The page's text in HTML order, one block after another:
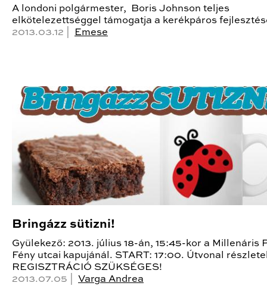
A londoni polgármester, Boris Johnson teljes
elkötelezettséggel támogatja a kerékpáros
2013.03.12 |
Emese
Bringázz sütizni!
Gyülekező: 2013. július 18-án, 15:45-kor a Millenáris
Fény utcai kapujánál. START: 17:00. Útvonal
REGISZTRÁCIÓ SZÜKSÉGES!
2013.07.05 | Varga Andrea